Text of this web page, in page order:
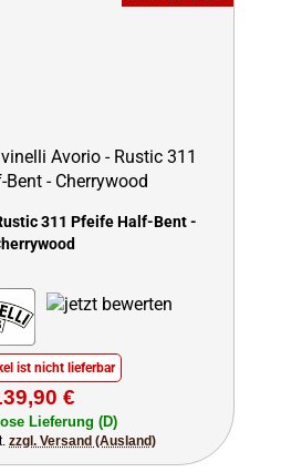
311 Pfeife Half-Bent -
ist nicht lieferbar
€
Lieferung (D)
zzgl. Versand (Ausland)